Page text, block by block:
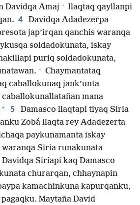
Davidqa Amaj + llaqtaq qayllanpi
4
Davidqa Adadezerpa
jap’irqan qanchis waranqa
soldadokunata, iskay
puriq soldadokunata,
+ Chaymantataq
caballokunaq jank’unta
mana
+ 5
Damasco llaqtapi tiyaq Siria
Zobá llaqta rey Adadezerta
paykunamanta iskay
Siria runakunata
Davidqa Siriapi kaq Damasco
churarqan, chhaynapin
kamachinkuna kapurqanku,
Maytaña David